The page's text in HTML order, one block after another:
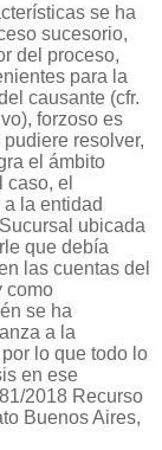
se ha
sucesorio,
del proceso,
para la
causante (cfr.
forzoso es
resolver,
el ámbito
caso, el
la entidad
ubicada
que debía
las cuentas del
como
se ha
a la
lo que todo lo
en ese
2018 Recurso
Buenos Aires,